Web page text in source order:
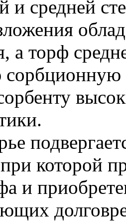
и средней
а торф
которой
и